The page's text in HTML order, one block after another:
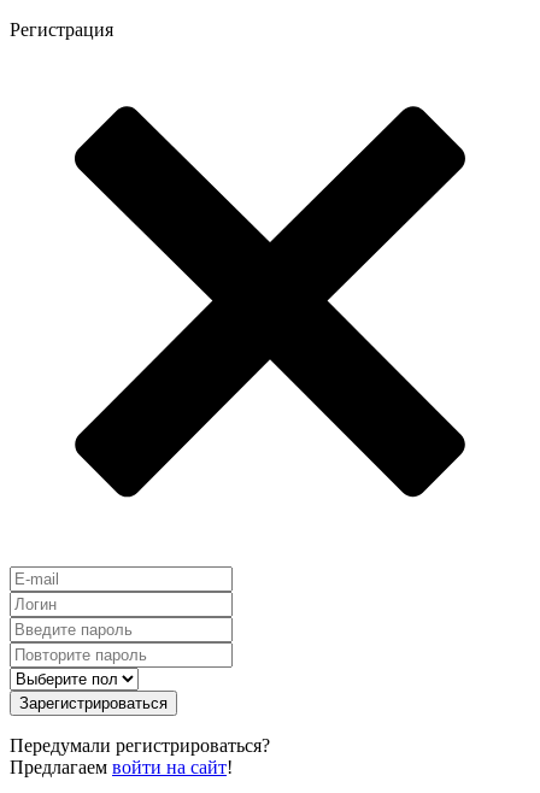
Регистрация
Зарегистрироваться
Передумали регистрироваться?
Предлагаем войти на сайт!